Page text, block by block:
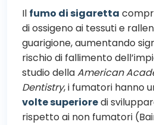
Il fumo di sigaretta
di ossigeno ai tessuti e
guarigione, aumentando
rischio di fallimento
studio dellaAmerican
Dentistry, i fumatori hanno
volte superioredi
rispetto ai non fumatori